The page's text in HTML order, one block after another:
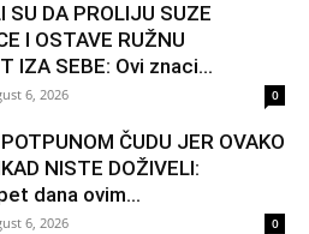
SU DA PROLIJU SUZE
I OSTAVE RUŽNU
IZA SEBE: Ovi znaci...
6, 2026 0
ČUDU JER OVAKO
NISTE DOŽIVELI:
dana ovim...
6, 2026 0